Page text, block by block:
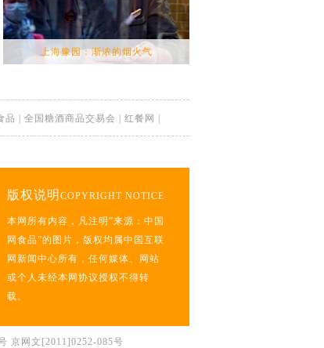
上海豫园：渐浓的烟火气
品 全国糖酒商品交易会 红餐网
版权说明 COPYRIGHT NOTICE
本网所有内容，凡注明”来源：中国
网食品”的图片，版权均属中国互联
网新闻中心所有，任何媒体、网站
或个人未经本网协议授权不得转
载。
京网文[2011]0252-085号